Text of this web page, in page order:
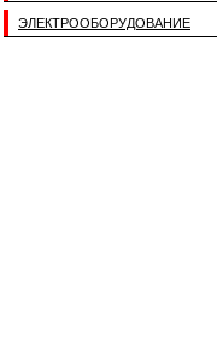
ЭЛЕКТРООБОРУДОВАНИЕ